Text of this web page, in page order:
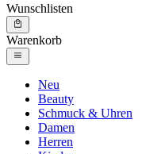
Wunschlisten
Warenkorb
Neu
Beauty
Schmuck & Uhren
Damen
Herren